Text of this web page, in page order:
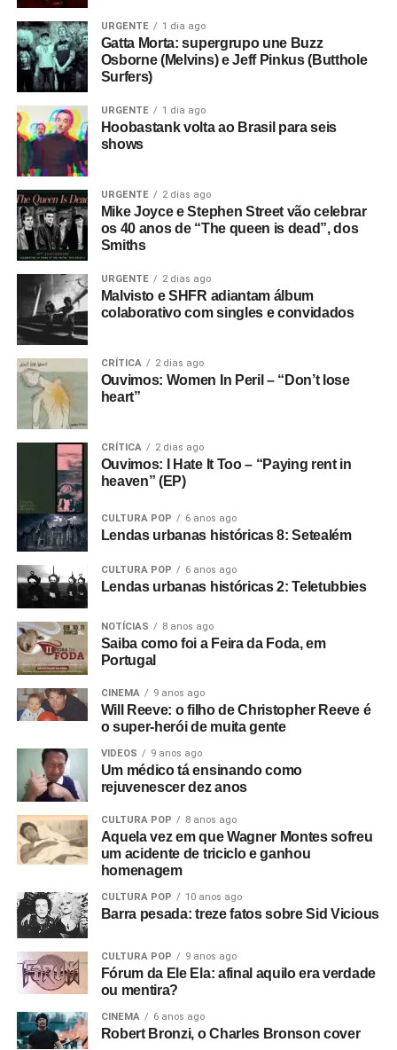
URGENTE 1 dia ago
Gatta Morta: supergrupo une Buzz
Osborne (Melvins) e Jeff Pinkus (Butthole
Surfers)
URGENTE 1 dia ago
Hoobastank volta ao Brasil para seis
shows
URGENTE 2 dias ago
Mike Joyce e Stephen Street vão celebrar
os 40 anos de “The queen is dead”, dos
Smiths
URGENTE 2 dias ago
Malvisto e SHFR adiantam álbum
colaborativo com singles e convidados
CRÍTICA 2 dias ago
Ouvimos: Women In Peril – “Don’t lose
heart”
CRÍTICA 2 dias ago
Ouvimos: I Hate It Too – “Paying rent in
heaven” (EP)
CULTURA POP 6 anos ago
Lendas urbanas históricas 8: Setealém
CULTURA POP 6 anos ago
Lendas urbanas históricas 2: Teletubbies
NOTÍCIAS 8 anos ago
Saiba como foi a Feira da Foda, em
Portugal
CINEMA 9 anos ago
Will Reeve: o filho de Christopher Reeve é
o super-herói de muita gente
VIDEOS 9 anos ago
Um médico tá ensinando como
rejuvenescer dez anos
CULTURA POP 8 anos ago
Aquela vez em que Wagner Montes sofreu
um acidente de triciclo e ganhou
homenagem
CULTURA POP 10 anos ago
Barra pesada: treze fatos sobre Sid Vicious
CULTURA POP 9 anos ago
Fórum da Ele Ela: afinal aquilo era verdade
ou mentira?
CINEMA 6 anos ago
Robert Bronzi, o Charles Bronson cover